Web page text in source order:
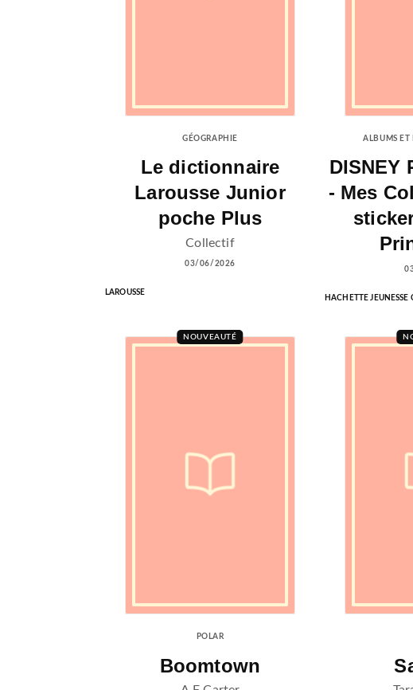
GÉOGRAPHIE
Le dictionnaire
Larousse Junior
poche Plus
Collectif
03/06/2026
LAROUSSE
ALBUMS ET
DISNEY
- Mes
HACHETTE
NOUVEAUTÉ
POLAR
Boomtown